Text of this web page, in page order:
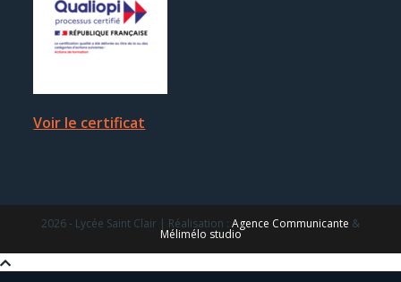
Voir le certificat
2026 - Lycée Saint Clair | Réalisation : Agence Communicante &
Mélimélo studio